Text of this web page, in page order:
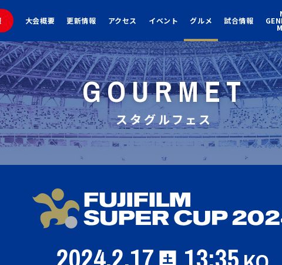
大会概要 更新情報 アクセス イベント グルメ 試合情報
GOURMET
スタグルフェス
土